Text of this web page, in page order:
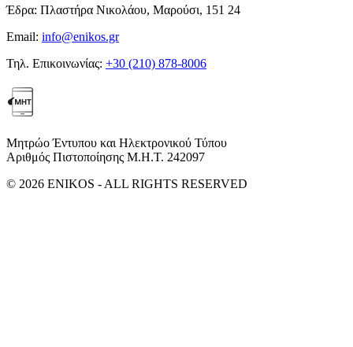
Έδρα: Πλαστήρα Νικολάου, Μαρούσι, 151 24
Email: info@enikos.gr
Τηλ. Επικοινωνίας: +30 (210) 878-8006
Μητρώο Έντυπου και Ηλεκτρονικού Τύπου
Αριθμός Πιστοποίησης Μ.Η.Τ. 242097
© 2026 ENIKOS - ALL RIGHTS RESERVED